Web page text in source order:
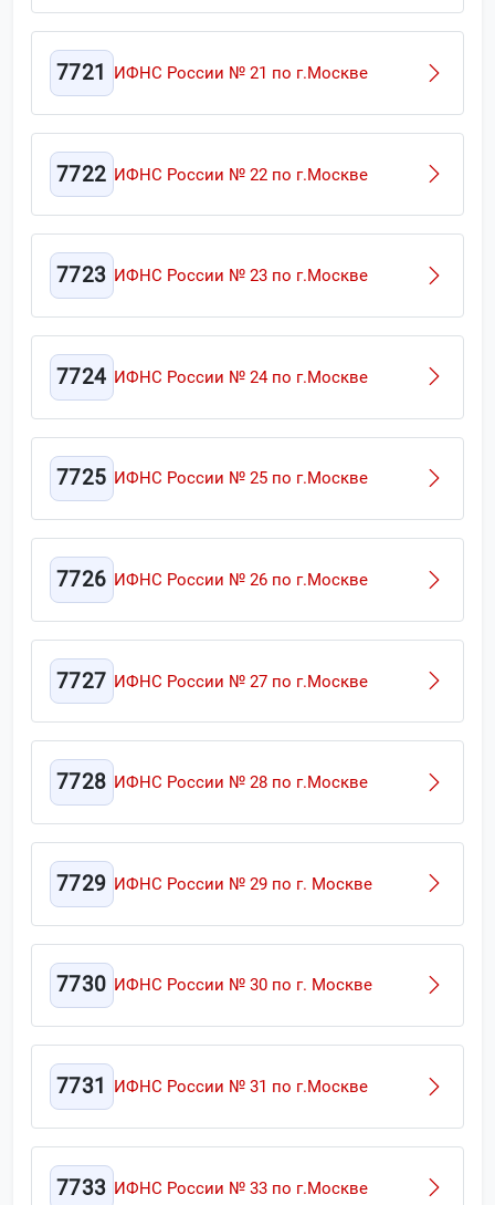
7721 ИФНС России № 21 по г.Москве
7722 ИФНС России № 22 по г.Москве
7723 ИФНС России № 23 по г.Москве
7724 ИФНС России № 24 по г.Москве
7725 ИФНС России № 25 по г.Москве
7726 ИФНС России № 26 по г.Москве
7727 ИФНС России № 27 по г.Москве
7728 ИФНС России № 28 по г.Москве
7729 ИФНС России № 29 по г. Москве
7730 ИФНС России № 30 по г. Москве
7731 ИФНС России № 31 по г.Москве
7733 ИФНС России № 33 по г.Москве